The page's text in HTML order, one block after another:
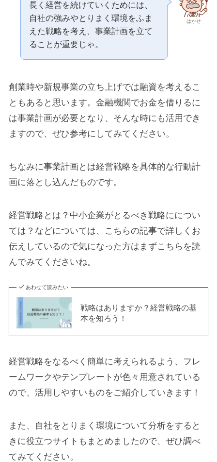
はかせ
長く経営を続けていくためには、
自社の強みやとりまく環境をふま
えた戦略を考え、事業計画を立て
ることが重要じゃ。
創業時や新規事業の立ち上げでは融資を考えるこ
ともあると思います。金融機関でお金を借りるに
は事業計画が必要となり、そんな時にも活用でき
ますので、ぜひ参考にしてみてください。
ちなみに事業計画とは経営戦略を具体的な行動計
画に落とし込んだものです。
経営戦略とは？中小企業がとるべき戦略にについ
ては？などについては、こちらの記事で詳しくお
伝えしているので気になった方はまずこちらを読
んでみてくださいね。
あわせて読みたい
戦略はありますか？経営戦略の基
本を知ろう！
経営戦略をなるべく簡単に考えられるよう、フレ
ームワークやテンプレートが色々用意されている
ので、活用しやすいものをご紹介していきます！
また、自社をとりまく環境について分析をすると
きに役立つサイトもまとめましたので、ぜひ調べ
てみてください。